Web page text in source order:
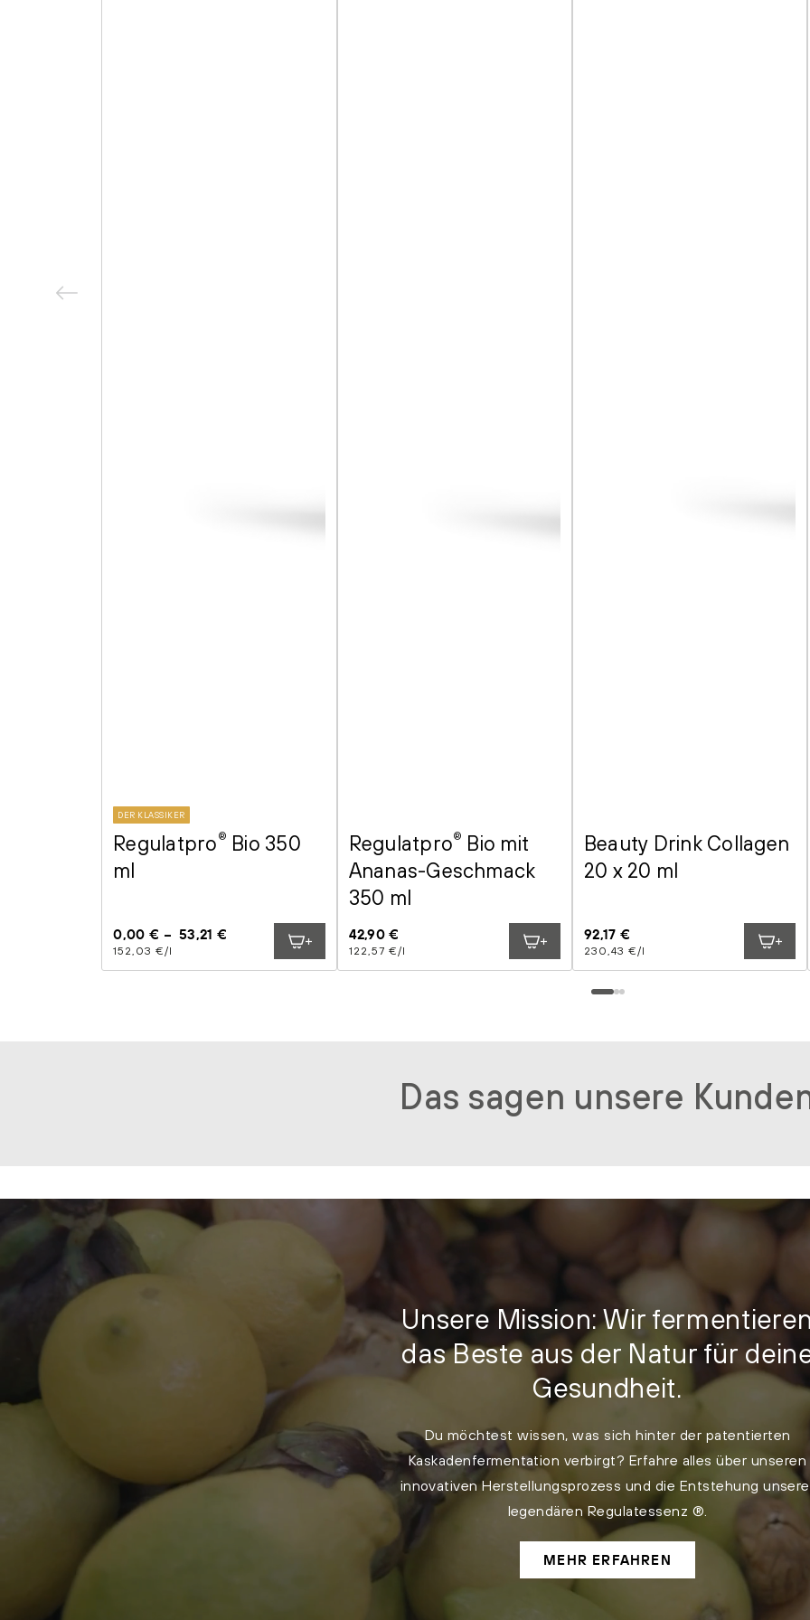
DER KLASSIKER
Regulatpro ® Bio 350
ml
Regulärer
Preis
0,00 € 53,21 €
Stückpreis
152,03 € /
pro l
Regulatpro® Bio mit
Ananas-Geschmack
350 ml
Regulärer
Preis
42,90 €
Stückpreis
122,57 € /
pro l
Beauty Drink Collagen
20 x 20 ml
Regulärer
Preis
92,17 €
Stückpreis
230,43 € /
pro l
Das sagen unsere
Unsere Mission: Wir
das Beste aus der Natur für
Gesundheit.
Du möchtest wissen, was sich hinter der patentierten
Kaskadenfermentation verbirgt? Erfahre alles über unseren
innovativen Herstellungsprozess und die Entstehung
legendären Regulatessenz ®.
MEHR ERFAHREN